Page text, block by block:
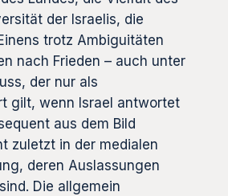
der Israelis, die
trotz Ambiguitäten
nach Frieden – auch unter
der nur als
gilt, wenn Israel antwortet
aus dem Bild
zuletzt in der medialen
deren Auslassungen
Die allgemein